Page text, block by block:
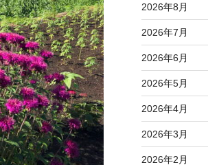
2026年8月
2026年7月
2026年6月
2026年5月
2026年4月
2026年3月
2026年2月